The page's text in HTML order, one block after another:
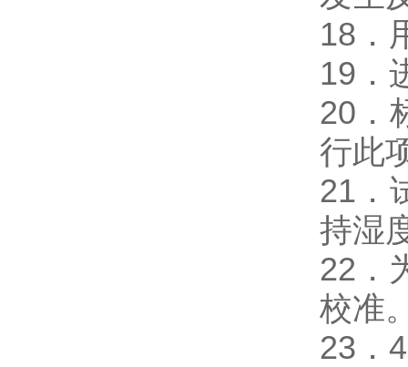
18．
19．
20．
行此
21．
持湿
22．
校准
23．